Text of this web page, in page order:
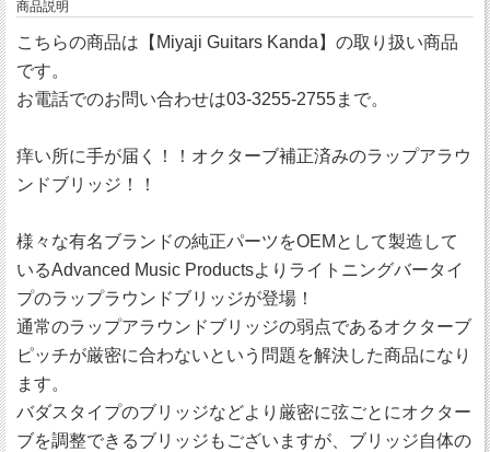
商品説明
こちらの商品は【Miyaji Guitars Kanda】の取り扱い商品
です。
お電話でのお問い合わせは03-3255-2755まで。
痒い所に手が届く！！オクターブ補正済みのラップアラウ
ンドブリッジ！！
様々な有名ブランドの純正パーツをOEMとして製造して
いるAdvanced Music Productsよりライトニングバータイ
プのラップラウンドブリッジが登場！
通常のラップアラウンドブリッジの弱点であるオクターブ
ピッチが厳密に合わないという問題を解決した商品になり
ます。
バダスタイプのブリッジなどより厳密に弦ごとにオクター
ブを調整できるブリッジもございますが、ブリッジ自体の